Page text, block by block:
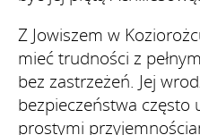
Z Jowiszem w
mieć trudności z
bez zastrzeżeń. Jej
bezpieczeństwa często
prostymi